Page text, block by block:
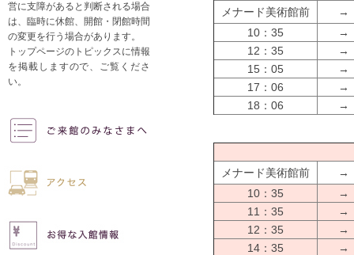
メナード美術館前
→
10：35
→
12：35
→
15：05
→
17：06
→
18：06
→
メナード美術館前
→
10：35
→
11：35
→
12：35
→
14：35
→
営に支障があると判断される場合
は、臨時に休館、開館・閉館時間
の変更を行う場合があります。
トップページのトピックスに情報
を掲載しますので、ご覧くださ
い。